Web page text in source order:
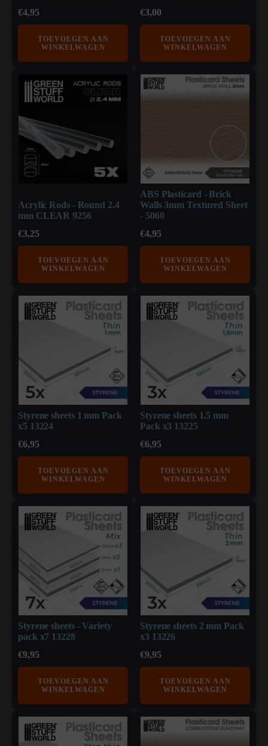
€4,95
TOEVOEGEN AAN
WINKELWAGEN
€3,00
TOEVOEGEN AAN
WINKELWAGEN
Acrylic Rods - Round 2.4
mm CLEAR 9256
€3,25
TOEVOEGEN AAN
WINKELWAGEN
ABS Plasticard - Brick
Walls 3mm Textured Sheet
- 5060
€4,95
TOEVOEGEN AAN
WINKELWAGEN
Styrene sheets 1 mm Pack
x5 13224
€6,95
TOEVOEGEN AAN
WINKELWAGEN
Styrene sheets 1.5 mm
Pack x3 13225
€6,95
TOEVOEGEN AAN
WINKELWAGEN
Styrene sheets - Variety
pack x7 13228
€9,95
TOEVOEGEN AAN
WINKELWAGEN
Styrene sheets 2 mm Pack
x3 13226
€9,95
TOEVOEGEN AAN
WINKELWAGEN